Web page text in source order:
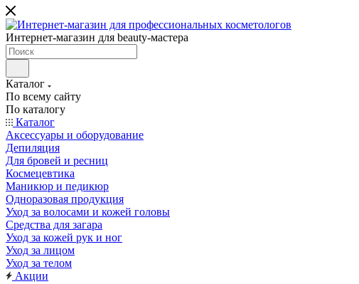
Интернет-магазин для beauty-мастера
Каталог
По всему сайту
По каталогу
Каталог
Аксессуары и оборудование
Депиляция
Для бровей и ресниц
Космецевтика
Маникюр и педикюр
Одноразовая продукция
Уход за волосами и кожей головы
Средства для загара
Уход за кожей рук и ног
Уход за лицом
Уход за телом
Акции